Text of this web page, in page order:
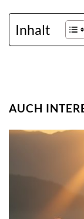
Inhalt
AUCH